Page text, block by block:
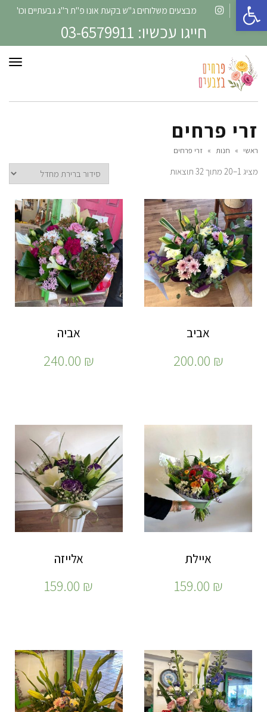
פתח סרגל נגישות
Facebook
מבצעים משלוחים ג"ש בקעת אונו פ"ת ר"ג גבעתיים וכו'
חייגו עכשיו: 03-6579911
זרי פרחים
ראשי » חנות » זרי פרחים
מציג 1–20 מתוך 32 תוצאות
אביב
200.00 ₪
אביה
240.00 ₪
איילת
159.00 ₪
אלייזה
159.00 ₪